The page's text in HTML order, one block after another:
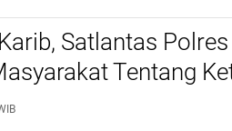
Hipertensi
Satlantas
Tentang